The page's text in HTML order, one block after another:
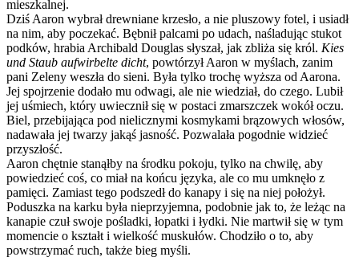
mieszkalnej.
Dziś Aaron wybrał drewniane krzesło, a nie pluszowy fotel, i usiadł
na nim, aby poczekać. Bębnił palcami po udach, naśladując stukot
podków, hrabia Archibald Douglas słyszał, jak zbliża się król. Kies
und Staub aufwirbelte dicht, powtórzył Aaron w myślach, zanim
pani Zeleny weszła do sieni. Była tylko trochę wyższa od Aarona.
Jej spojrzenie dodało mu odwagi, ale nie wiedział, do czego. Lubił
jej uśmiech, który uwiecznił się w postaci zmarszczek wokół oczu.
Biel, przebijająca pod nielicznymi kosmykami brązowych włosów,
nadawała jej twarzy jakąś jasność. Pozwalała pogodnie widzieć
przyszłość.
Aaron chętnie stanąłby na środku pokoju, tylko na chwilę, aby
powiedzieć coś, co miał na końcu języka, ale co mu umknęło z
pamięci. Zamiast tego podszedł do kanapy i się na niej położył.
Poduszka na karku była nieprzyjemna, podobnie jak to, że leżąc na
kanapie czuł swoje pośladki, łopatki i łydki. Nie martwił się w tym
momencie o kształt i wielkość muskułów. Chodziło o to, aby
powstrzymać ruch, także bieg myśli.